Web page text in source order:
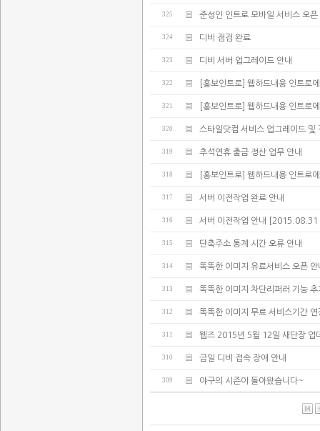
325 준성인 인트로 모바일 서비스 오픈
324 디비 점검 완료
323 디비 서버 업그레이드 안내
322 [홍보인트로] 웹하드내용 인트로
321 [홍보인트로] 웹하드내용 인트로
320 스타일닷컴 서비스 업그레이드 및
319 추석연휴 출금 정산 업무 안내
318 [홍보인트로] 웹하드내용 인트로
317 서버 이전작업 완료 안내
316 서버 이전작업 안내
315 단축주소 통계 시간 오류 안내
314 똑똑한 이미지 유료서비스 오픈 안
313 똑똑한 이미지 차단리퍼러 기능 추
312 똑똑한 이미지 무료 서비스기간 연
311 웹즈 2015년 5월 12일 새단장 업
310 금일 디비 접속 장애 안내
309 야구의 시즌이 돌아왔습니다~